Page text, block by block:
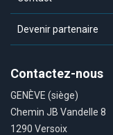
Devenir partenaire
Contactez-nous
GENÈVE (siège)
Chemin JB Vandelle 8
1290 Versoix